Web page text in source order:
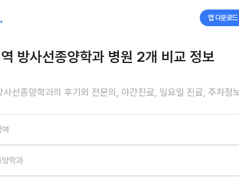
앱 다운로드
방사선종양학과 병원 2개 비교 정보
사선종양학과의 후기와 전문의, 야간진료, 일요일 진료, 주차정
양학과